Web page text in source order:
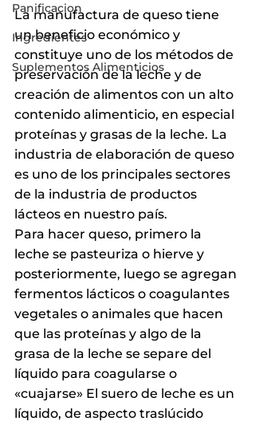
Panificacion
Ingredientes
Suplementos Alimenticios
La manufactura de queso tiene
un beneficio económico y
constituye uno de los métodos de
preservación de la leche y de
creación de alimentos con un alto
contenido alimenticio, en especial
proteínas y grasas de la leche. La
industria de elaboración de queso
es uno de los principales sectores
de la industria de productos
lácteos en nuestro país.
Para hacer queso, primero la
leche se pasteuriza o hierve y
posteriormente, luego se agregan
fermentos lácticos o coagulantes
vegetales o animales que hacen
que las proteínas y algo de la
grasa de la leche se separe del
líquido para coagularse o
«cuajarse» El suero de leche es un
líquido, de aspecto traslúcido